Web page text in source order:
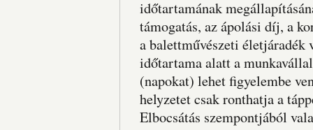
időtartamának
támogatás, az ápolási díj, a
a balettművészeti életjáradék
időtartama alatt a
(napokat) lehet figyelembe
helyzetet csak ronthatja a
Elbocsátás szempontjából